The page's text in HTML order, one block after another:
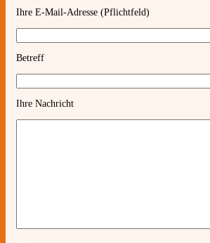
Ihre E-Mail-Adresse (Pflichtfeld)
Betreff
Ihre Nachricht